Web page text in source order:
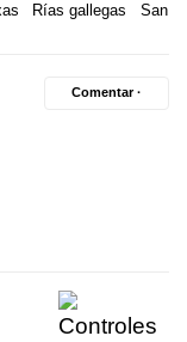
Rías gallegas
San
Comentar ·